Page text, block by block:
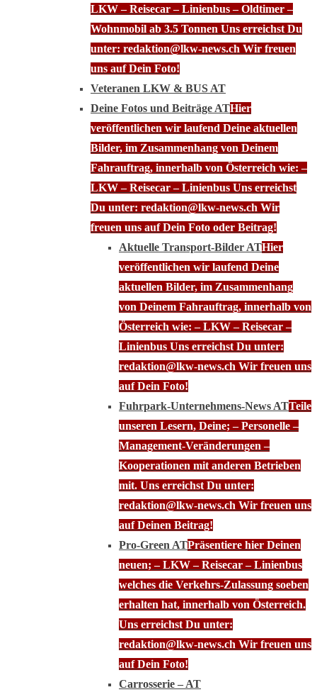
LKW – Reisecar – Linienbus – Oldtimer –
Wohnmobil ab 3.5 Tonnen Uns erreichst Du
unter: redaktion@lkw-news.ch Wir freuen
uns auf Dein Foto!
Veteranen LKW & BUS AT
Deine Fotos und Beiträge ATHier
veröffentlichen wir laufend Deine aktuellen
Bilder, im Zusammenhang von Deinem
Fahrauftrag, innerhalb von Österreich wie: –
LKW – Reisecar – Linienbus Uns erreichst
Du unter: redaktion@lkw-news.ch Wir
freuen uns auf Dein Foto oder Beitrag!
Aktuelle Transport-Bilder ATHier
veröffentlichen wir laufend Deine
aktuellen Bilder, im Zusammenhang
von Deinem Fahrauftrag, innerhalb von
Österreich wie: – LKW – Reisecar –
Linienbus Uns erreichst Du unter:
redaktion@lkw-news.ch Wir freuen uns
auf Dein Foto!
Fuhrpark-Unternehmens-News ATTeile
unseren Lesern, Deine; – Personelle –
Management-Veränderungen –
Kooperationen mit anderen Betrieben
mit. Uns erreichst Du unter:
redaktion@lkw-news.ch Wir freuen uns
auf Deinen Beitrag!
Pro-Green ATPräsentiere hier Deinen
neuen; – LKW – Reisecar – Linienbus
welches die Verkehrs-Zulassung soeben
erhalten hat, innerhalb von Österreich.
Uns erreichst Du unter:
redaktion@lkw-news.ch Wir freuen uns
auf Dein Foto!
Carrosserie – AT